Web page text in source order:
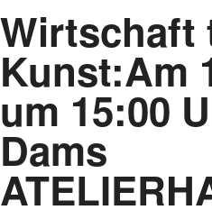
Wirtschaft
Kunst:Am
um 15:00
Dams